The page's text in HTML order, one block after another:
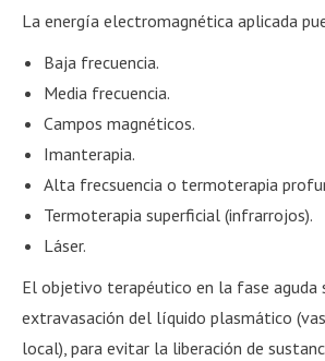
La energía electromagnética aplicada
Baja frecuencia.
Media frecuencia.
Campos magnéticos.
Imanterapia.
Alta frecsuencia o termoterapia
Termoterapia superficial (infrarrojos).
Láser.
El objetivo terapéutico en la fase aguda
extravasación del líquido plasmático
local), para evitar la liberación de